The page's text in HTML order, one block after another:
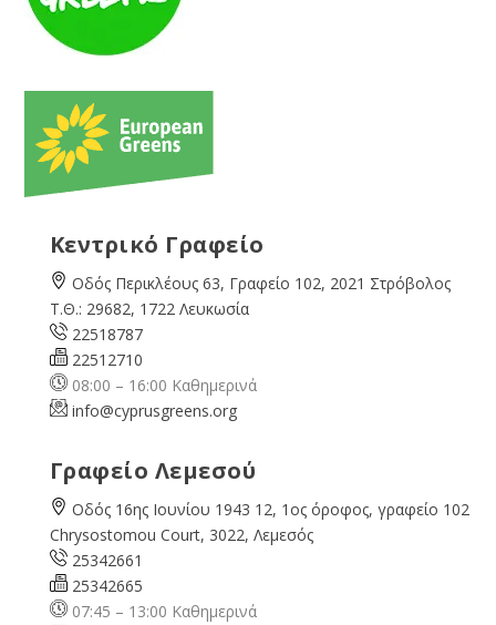
Κεντρικό Γραφείο
Οδός Περικλέους 63, Γραφείο 102, 2021 Στρόβολος
Τ.Θ.: 29682, 1722 Λευκωσία
22518787
22512710
08:00 – 16:00 Καθημερινά
info@cyprusgreens.org
Γραφείο Λεμεσού
Οδός 16ης Ιουνίου 1943 12, 1ος όροφος, γραφείο 102
Chrysostomou Court, 3022, Λεμεσός
25342661
25342665
07:45 – 13:00 Καθημερινά